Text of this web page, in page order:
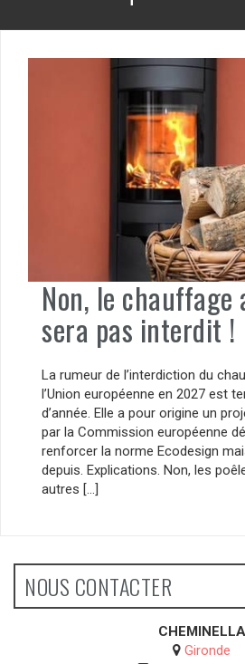
Non, le chauffage
sera pas interdit !
La rumeur de l’interdiction du
l’Union européenne en 2027 est
d’année. Elle a pour origine un
par la Commission européenne
renforcer la norme Ecodesign
depuis. Explications. Non, les
autres […]
NOUS CONTACTER
CHEMINELLA
Gironde